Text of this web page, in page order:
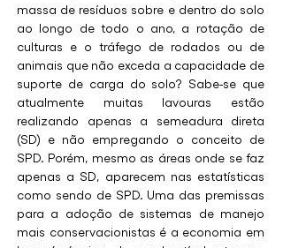
massa de resíduos sobre e dentro do solo
ao longo de todo o ano, a rotação de
culturas e o tráfego de rodados ou de
animais que não exceda a capacidade de
suporte de carga do solo? Sabe-se que
atualmente muitas lavouras estão
realizando apenas a semeadura direta
(SD) e não empregando o conceito de
SPD. Porém, mesmo as áreas onde se faz
apenas a SD, aparecem nas estatísticas
como sendo de SPD. Uma das premissas
para a adoção de sistemas de manejo
mais conservacionistas é a economia em